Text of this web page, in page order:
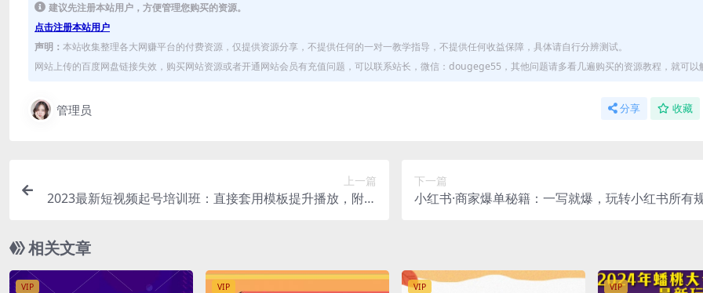
建议先注册本站用户，方便管理您购买的资源。
点击注册本站用户
声明： 本站收集整理各大网赚平台的付费资源，仅提供资源分享，不提供任何的一对一教学指导，不提供任何收益保障，具体请自行分辨测试。
网站上传的百度网盘链接失效，购买网站资源或者开通网站会员有充值问题，可以联系站长，微信：dougege55，其他问题请多看几遍购买的资源教程，就可以
管理员 分享 收藏
上一篇
2023最新短视频起号培训班：直接套用模板提升播放，附送
下一篇
小红书·商家爆单秘籍：一写就爆，玩转小红书所有
相关文章
VIP VIP VIP VIP